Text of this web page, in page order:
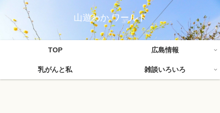
山遊わか ワールド
TOP 広島情報
乳がんと私 雑談いろいろ